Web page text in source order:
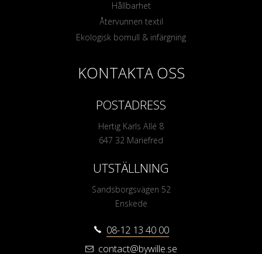
Hållbarhet
Återvunnen textil
Ekologisk bomull & infärgning
KONTAKTA OSS
POSTADRESS
Hertig Karls Allé 8
647 32 Mariefred
UTSTÄLLNING
Sandsborgsvägen 52
Enskede
08-12 13 40 00
contact@bywille.se